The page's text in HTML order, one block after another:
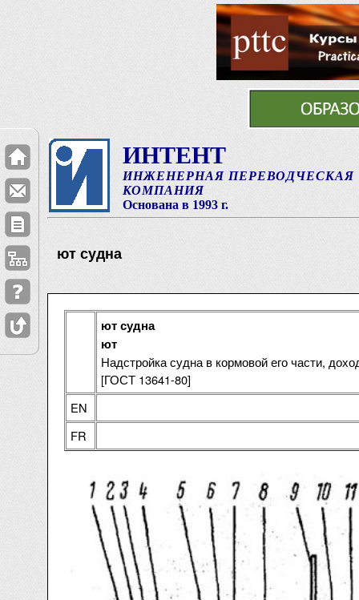
ИНТЕНТ
ИНЖЕНЕРНАЯ ПЕРЕВОДЧЕСКАЯ
КОМПАНИЯ
Основана в 1993 г.
ют судна
ют судна
ют
Надстройка судна в кормовой его части,
[ГОСТ 13641-80]
EN
FR